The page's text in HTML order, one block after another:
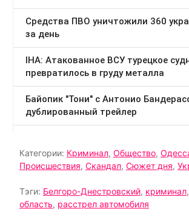
Категории: Криминал, Общество,
Происшествия, Скандал, Сюжет дня,
Тэги: Белгоро-Днестровский, криминал,
область, расстрел автомобиля